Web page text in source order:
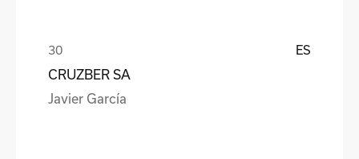
ES
CRUZBER SA
Javier García